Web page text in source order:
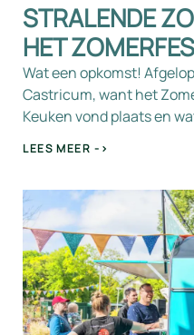
STRALENDE
HET
Wat een opkomst!
Castricum, want het
Keuken vond plaats en
LEES MEER ->